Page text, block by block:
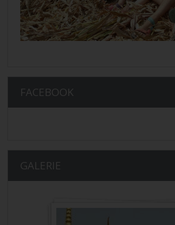
FACEBOOK
GALERIE